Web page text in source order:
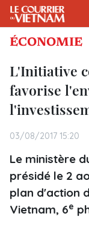
ÉCONOMIE
L'Initiative
favorise
03/08/2017 15:20
Le ministère
présidé le 2
plan d'action
Vietnam, 6e